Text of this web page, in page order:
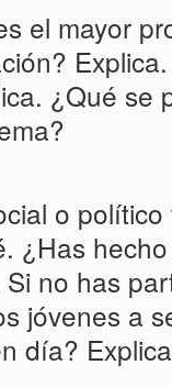
el mayor
¿Qué se
o
¿Has
no has
jóvenes a
día?